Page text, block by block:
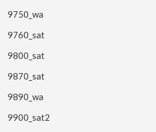
9750_wa
9760_sat
9800_sat
9870_sat
9890_wa
9900_sat2